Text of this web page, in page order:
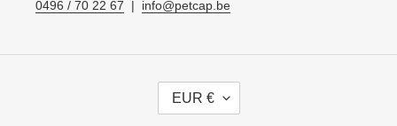
0496 / 70 22 67 | info@petcap.be
EUR €